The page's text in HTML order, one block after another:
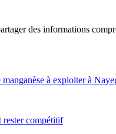
des informations
à exploiter à
rester compétitif